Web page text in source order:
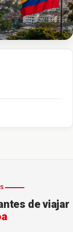
de viajar